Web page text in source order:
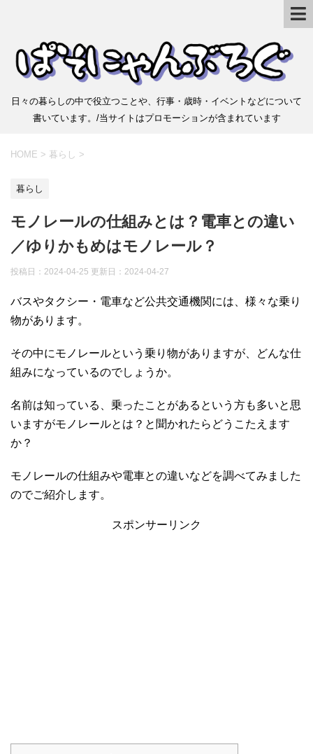
日々の暮らしの中で役立つことや、行事・歳時・イベントなどについて
書いています。/当サイトはプロモーションが含まれています
HOME > 暮らし >
暮らし
モノレールの仕組みとは？電車との違い
／ゆりかもめはモノレール？
投稿日：2024-04-25 更新日： 2024-04-27
バスやタクシー・電車など公共交通機関には、様々な乗り
物があります。
その中にモノレールという乗り物がありますが、どんな仕
組みになっているのでしょうか。
名前は知っている、乗ったことがあるという方も多いと思
いますがモノレールとは？と聞かれたらどうこたえます
か？
モノレールの仕組みや電車との違いなどを調べてみました
のでご紹介します。
スポンサーリンク